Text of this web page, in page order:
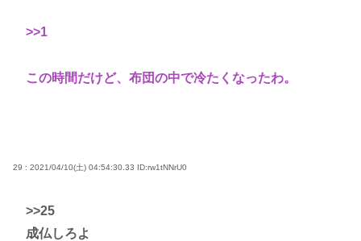
>>1
この時間だけど、布団の中で冷たくなったわ。
29 : 2021/04/10(土) 04:54:30.33 ID:rw1tNNrU0
>>25
成仏しろよ